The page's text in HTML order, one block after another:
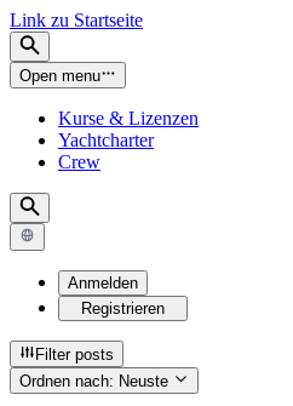
Link zu Startseite
Open menu
Kurse & Lizenzen
Yachtcharter
Crew
Anmelden
Registrieren
Filter posts
Ordnen nach: Neuste